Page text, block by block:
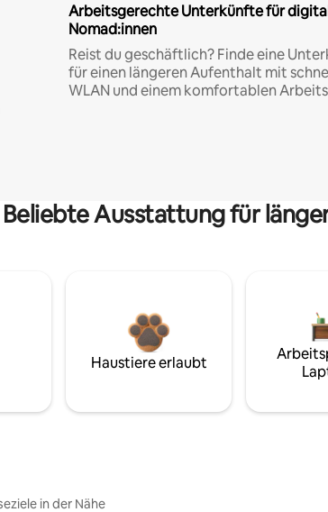
Arbeitsgerechte Unterkünfte für
Nomad:innen
Reist du geschäftlich? Finde eine
für einen längeren Aufenthalt mit
WLAN und einem komfortablen
Beliebte Ausstattung für
Haustiere erlaubt
in der Nähe